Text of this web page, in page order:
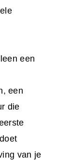
een
een
die
van je